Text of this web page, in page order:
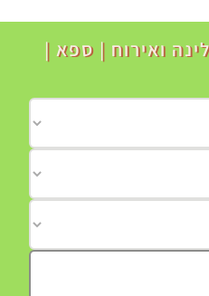
ואירוח | ספא |